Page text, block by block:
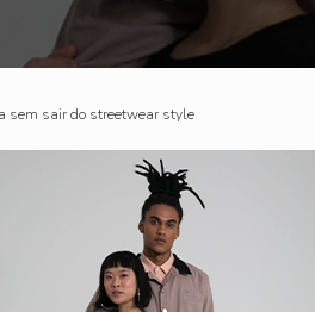
sem sair do streetwear style